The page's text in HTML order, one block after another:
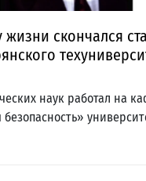
жизни скончался
наук работал на